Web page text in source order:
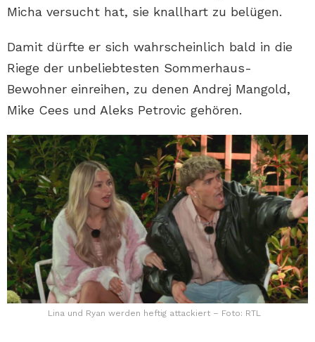
Micha versucht hat, sie knallhart zu belügen.
Damit dürfte er sich wahrscheinlich bald in die
Riege der unbeliebtesten Sommerhaus-
Bewohner einreihen, zu denen Andrej Mangold,
Mike Cees und Aleks Petrovic gehören.
Lina und Ryan werden heftig attackiert – Foto: RTL